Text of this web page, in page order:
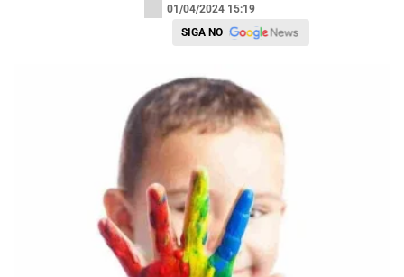
01/04/2024 15:19
SIGA NO